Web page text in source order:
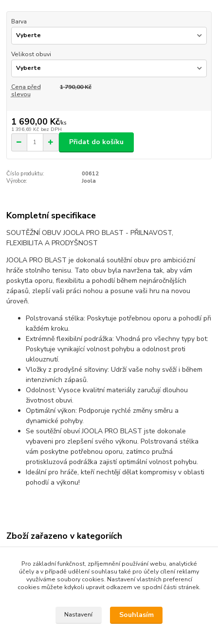
Barva
Velikost obuvi
Cena před
slevou
1 790,00 Kč
1 690,00 Kč/ks
1 396,69 Kč bez DPH
Přidat do košíku
Číslo produktu:
00612
Výrobce:
Joola
Kompletní specifikace
SOUTĚŽNÍ OBUV JOOLA PRO BLAST - PŘILNAVOST,
FLEXIBILITA A PRODYŠNOST
JOOLA PRO BLAST je dokonalá soutěžní obuv pro ambiciózní
hráče stolního tenisu. Tato obuv byla navržena tak, aby vám
poskytla oporu, flexibilitu a pohodlí během nejnáročnějších
zápasů, zlepší vaši práci nohou a posune vaši hru na novou
úroveň.
Polstrovaná stélka: Poskytuje potřebnou oporu a pohodlí při
každém kroku.
Extrémně flexibilní podrážka: Vhodná pro všechny typy bot:
Poskytuje vynikající volnost pohybu a odolnost proti
uklouznutí.
Vložky z prodyšné síťoviny: Udrží vaše nohy svěží i během
intenzivních zápasů.
Odolnost: Vysoce kvalitní materiály zaručují dlouhou
životnost obuvi.
Optimální výkon: Podporuje rychlé změny směru a
dynamické pohyby.
Se soutěžní obuví JOOLA PRO BLAST jste dokonale
vybaveni pro zlepšení svého výkonu. Polstrovaná stélka
vám poskytne potřebnou oporu, zatímco pružná
protiskluzová podrážka zajistí optimální volnost pohybu.
Ideální pro hráče, kteří nechtějí dělat kompromisy v oblasti
pohodlí a výkonu!
Zboží zařazeno v kategoriích
Pro základní funkčnost, zpříjemnění používání webu, analytické
účely a v případě udělení souhlasu také pro účely cílení reklamy
využíváme soubory cookies. Nastavení vlastních preferencí
cookies můžete kdykoli upravit odkazem ve spodní části stránek.
Nastavení Souhlasím